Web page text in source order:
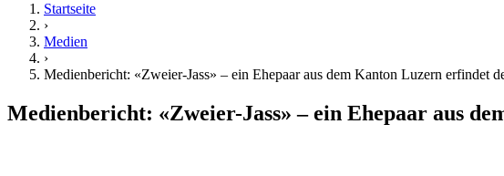
Startseite
›
Medien
›
Medienbericht: «Zweier-Jass» – ein Ehepaar aus dem Kanton Luzern erfindet
Medienbericht: «Zweier-Jass» – ein Ehepaar aus